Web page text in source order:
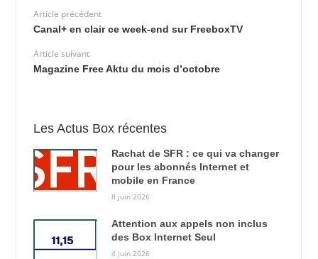
Article précédent
Canal+ en clair ce week-end sur FreeboxTV
Article suivant
Magazine Free Aktu du mois d’octobre
Les Actus Box récentes
Rachat de SFR : ce qui va changer
pour les abonnés Internet et
mobile en France
8 juin 2026
Attention aux appels non inclus
des Box Internet Seul
4 juin 2026